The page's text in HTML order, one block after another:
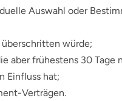
Auswahl oder
würde;
aber frühestens 30
Einfluss hat;
Verträgen.